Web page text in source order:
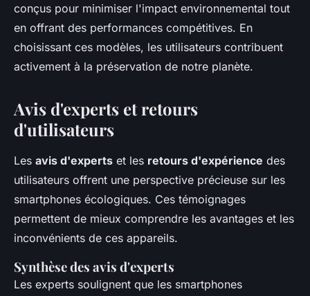
conçus pour minimiser l'impact environnemental tout
en offrant des performances compétitives. En
choisissant ces modèles, les utilisateurs contribuent
activement à la préservation de notre planète.
Avis d'experts et retours
d'utilisateurs
Les avis d'experts et les retours d'expérience des
utilisateurs offrent une perspective précieuse sur les
smartphones écologiques. Ces témoignages
permettent de mieux comprendre les avantages et les
inconvénients de ces appareils.
Synthèse des avis d'experts
Les experts soulignent que les smartphones